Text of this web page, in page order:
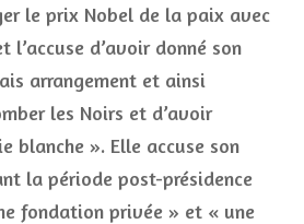
le prix Nobel de la paix avec
l’accuse d’avoir donné son
arrangement et ainsi
les Noirs et d’avoir
blanche ». Elle accuse son
la période post-présidence
fondation privée » et « une